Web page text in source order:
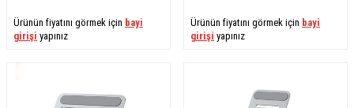
Ürünün fiyatını görmek için bayi
girişi yapınız
Ürünün fiyatını görmek için bayi
girişi yapınız